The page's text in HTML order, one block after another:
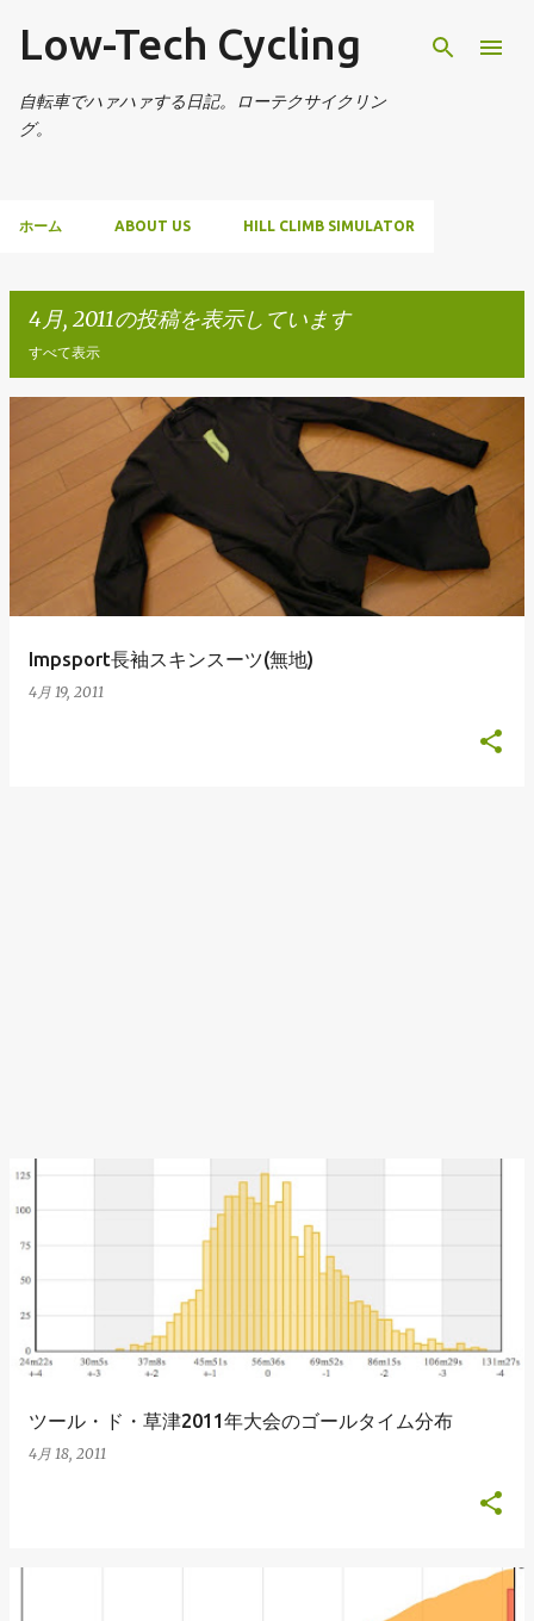
スキップしてメイン コンテンツに移動
Low-Tech Cycling
自転車でハァハァする日記。ローテクサイクリン
グ。
ホーム ABOUT US HILL CLIMB SIMULATOR
4月, 2011の投稿を表示しています
すべて表示
Impsport長袖スキンスーツ(無地)
4月 19, 2011
ツール・ド・草津2011年大会のゴールタイム分布
4月 18, 2011